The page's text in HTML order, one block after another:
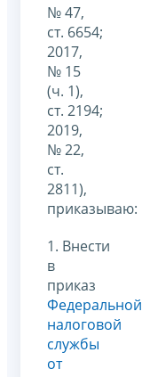
№ 47,
ст. 6654;
2017,
№ 15
(ч. 1),
ст. 2194;
2019,
№ 22,
ст.
2811),
приказываю:
1. Внести
в
приказ
Федеральной
налоговой
службы
от